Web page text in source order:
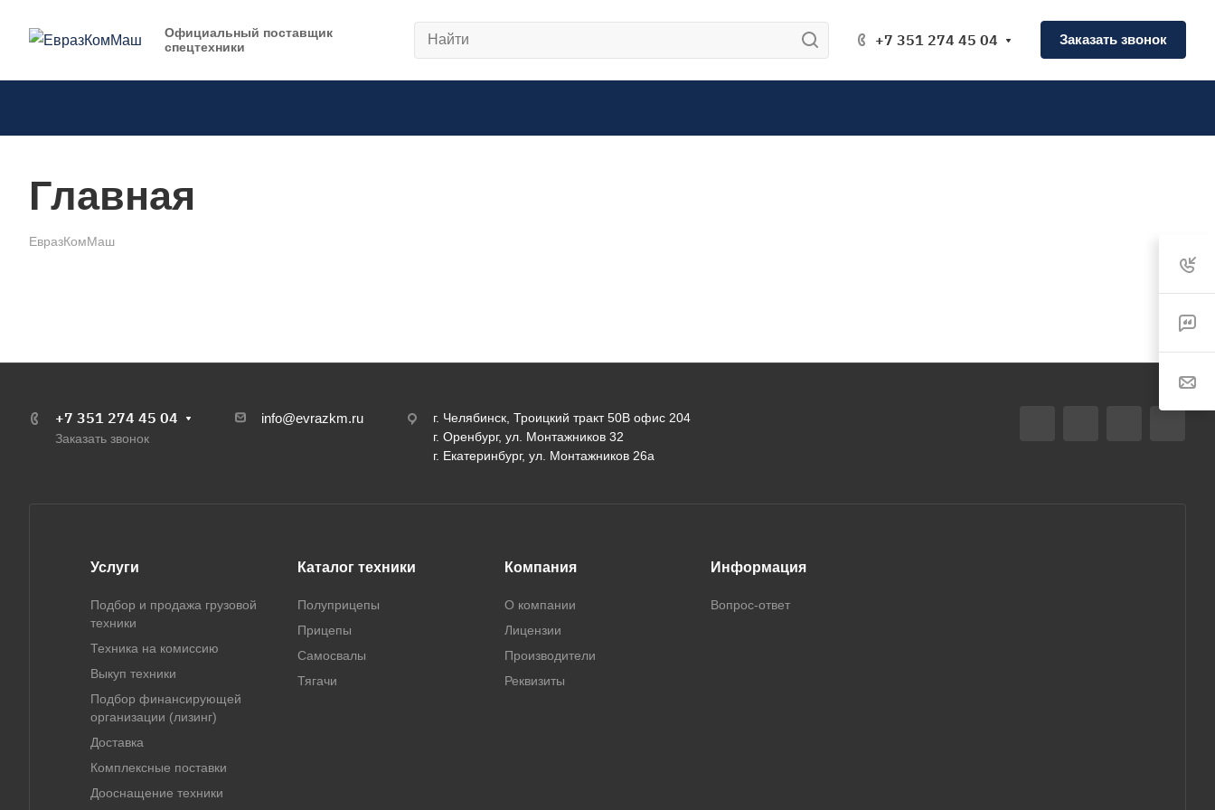
Официальный поставщик
спецтехники
+7 351 274 45 04 Заказать звонок
Главная
ЕвразКомМаш
+7 351 274 45 04
Заказать звонок
info@evrazkm.ru
г. Челябинск, Троицкий тракт 50В офис 204
г. Оренбург, ул. Монтажников 32
г. Екатеринбург, ул. Монтажников 26а
Услуги
Подбор и продажа грузовой
техники
Техника на комиссию
Выкуп техники
Подбор финансирующей
организации (лизинг)
Доставка
Комплексные поставки
Дооснащение техники
Каталог техники
Полуприцепы
Прицепы
Самосвалы
Тягачи
Компания
О компании
Лицензии
Производители
Реквизиты
Информация
Вопрос-ответ